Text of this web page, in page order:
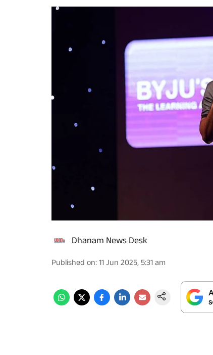
Dhanam News Desk
Published on:11 Jun 2025, 5:31 am